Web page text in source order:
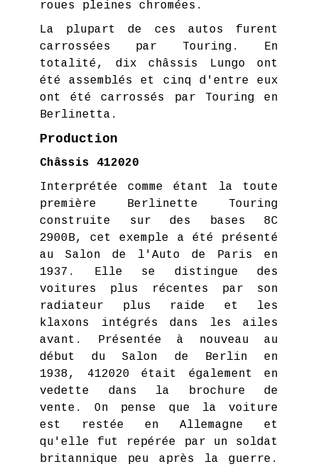
roues pleines chromées.
La plupart de ces autos furent
carrossées par Touring. En
totalité, dix châssis Lungo ont
été assemblés et cinq d'entre eux
ont été carrossés par Touring en
Berlinetta.
Production
Châssis 412020
Interprétée comme étant la toute
première Berlinette Touring
construite sur des bases 8C
2900B, cet exemple a été présenté
au Salon de l'Auto de Paris en
1937. Elle se distingue des
voitures plus récentes par son
radiateur plus raide et les
klaxons intégrés dans les ailes
avant. Présentée à nouveau au
début du Salon de Berlin en
1938, 412020 était également en
vedette dans la brochure de
vente. On pense que la voiture
est restée en Allemagne et
qu'elle fut repérée par un soldat
britannique peu après la guerre.